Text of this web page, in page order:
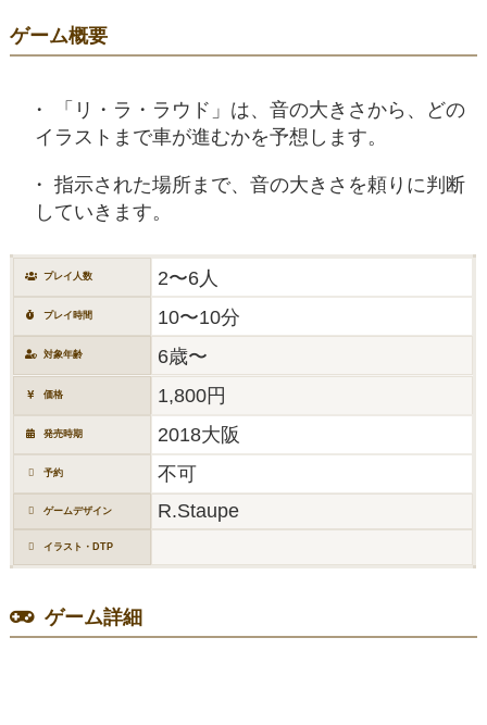
ゲーム概要
「リ・ラ・ラウド」は、音の大きさから、どの
イラストまで車が進むかを予想します。
指示された場所まで、音の大きさを頼りに判断
していきます。
プレイ人数 2〜6人
プレイ時間 10〜10分
対象年齢 6歳〜
価格 1,800円
発売時期 2018大阪
予約 不可
ゲームデザイン R.Staupe
イラスト・DTP
ゲーム詳細